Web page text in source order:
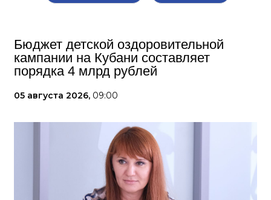
Бюджет детской оздоровительной
кампании на Кубани составляет
порядка 4 млрд рублей
05 августа 2026, 09:00